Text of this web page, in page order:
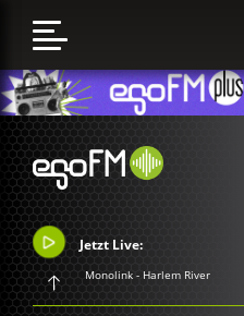
Jetzt Live:
Monolink - Harlem River